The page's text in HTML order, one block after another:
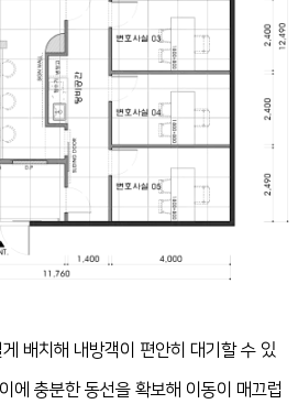
배치해 내방객이 편안히 대기할 수 있
에 충분한 동선을 확보해 이동이 매끄럽